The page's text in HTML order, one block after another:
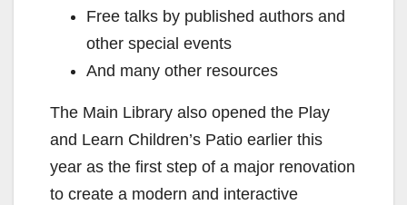
Free talks by published authors and
other special events
And many other resources
The Main Library also opened the Play
and Learn Children’s Patio earlier this
year as the first step of a major renovation
to create a modern and interactive